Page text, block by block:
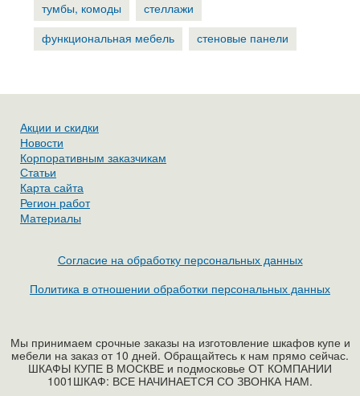
тумбы, комоды
стеллажи
функциональная мебель
стеновые панели
Акции и скидки
Новости
Корпоративным заказчикам
Статьи
Карта сайта
Регион работ
Материалы
Согласие на обработку персональных данных
Политика в отношении обработки персональных данных
Мы принимаем срочные заказы на изготовление шкафов купе и
мебели на заказ от 10 дней. Обращайтесь к нам прямо сейчас.
ШКАФЫ КУПЕ В МОСКВЕ и подмосковье ОТ КОМПАНИИ
1001ШКАФ: ВСЕ НАЧИНАЕТСЯ СО ЗВОНКА НАМ.